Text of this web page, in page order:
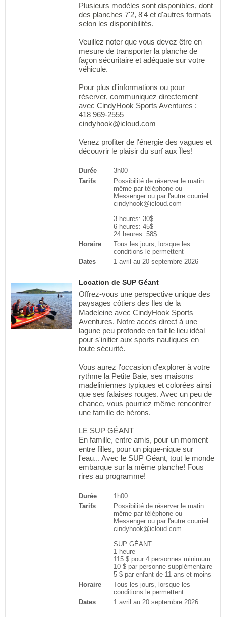
Plusieurs modèles sont disponibles, dont
des planches 7'2, 8'4 et d'autres formats
selon les disponibilités.
Veuillez noter que vous devez être en
mesure de transporter la planche de
façon sécuritaire et adéquate sur votre
véhicule.
Pour plus d'informations ou pour
réserver, communiquez directement
avec CindyHook Sports Aventures :
418 969-2555
cindyhook@icloud.com
Venez profiter de l'énergie des vagues et
découvrir le plaisir du surf aux Îles!
Durée
3h00
Tarifs
Possibilité de réserver le matin
même par téléphone ou
Messenger ou par l'autre courriel
cindyhook@icloud.com
3 heures: 30$
6 heures: 45$
24 heures: 58$
Horaire
Tous les jours, lorsque les
conditions le permettent
Dates
1 avril au 20 septembre 2026
Location de SUP Géant
Offrez-vous une perspective unique des
paysages côtiers des Iles de la
Madeleine avec CindyHook Sports
Aventures. Notre accès direct à une
lagune peu profonde en fait le lieu idéal
pour s'initier aux sports nautiques en
toute sécurité.
Vous aurez l'occasion d'explorer à votre
rythme la Petite Baie, ses maisons
madeliniennes typiques et colorées ainsi
que ses falaises rouges. Avec un peu de
chance, vous pourriez même rencontrer
une famille de hérons.
LE SUP GÉANT
En famille, entre amis, pour un moment
entre filles, pour un pique-nique sur
l'eau... Avec le SUP Géant, tout le monde
embarque sur la même planche! Fous
rires au programme!
Durée
1h00
Tarifs
Possibilité de réserver le matin
même par téléphone ou
Messenger ou par l'autre courriel
cindyhook@icloud.com
SUP GÉANT
1 heure
115 $ pour 4 personnes minimum
10 $ par personne supplémentaire
5 $ par enfant de 11 ans et moins
Horaire
Tous les jours, lorsque les
conditions le permettent.
Dates
1 avril au 20 septembre 2026